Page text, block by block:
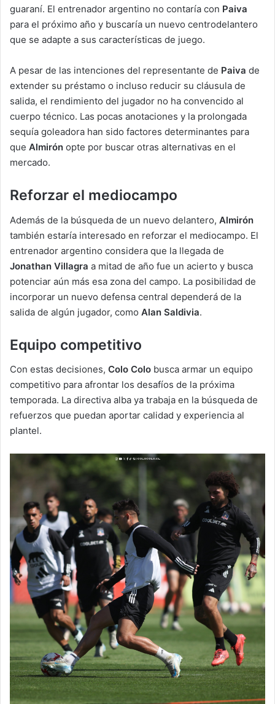
guaraní. El entrenador argentino no contaría con Paiva
para el próximo año y buscaría un nuevo centrodelantero
que se adapte a sus características de juego.
A pesar de las intenciones del representante de Paiva de
extender su préstamo o incluso reducir su cláusula de
salida, el rendimiento del jugador no ha convencido al
cuerpo técnico. Las pocas anotaciones y la prolongada
sequía goleadora han sido factores determinantes para
que Almirón opte por buscar otras alternativas en el
mercado.
Reforzar el mediocampo
Además de la búsqueda de un nuevo delantero, Almirón
también estaría interesado en reforzar el mediocampo. El
entrenador argentino considera que la llegada de
Jonathan Villagra a mitad de año fue un acierto y busca
potenciar aún más esa zona del campo. La posibilidad de
incorporar un nuevo defensa central dependerá de la
salida de algún jugador, como Alan Saldivia.
Equipo competitivo
Con estas decisiones, Colo Colo busca armar un equipo
competitivo para afrontar los desafíos de la próxima
temporada. La directiva alba ya trabaja en la búsqueda de
refuerzos que puedan aportar calidad y experiencia al
plantel.